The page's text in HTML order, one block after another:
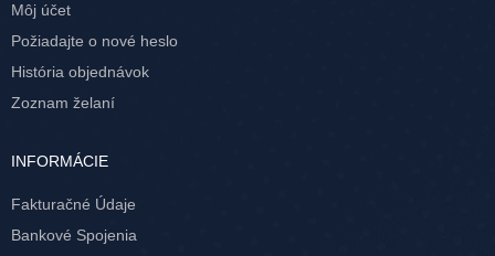
Môj účet
Požiadajte o nové heslo
História objednávok
Zoznam želaní
INFORMÁCIE
Fakturačné Údaje
Bankové Spojenia